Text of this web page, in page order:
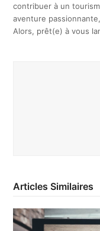
contribuer à un
aventure
Alors, prêt(e) à vous
Articles Similaires